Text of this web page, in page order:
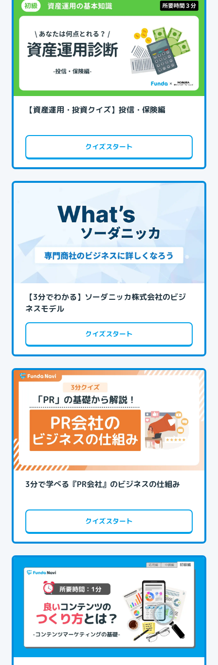
【資産運用・投資クイズ】投信・保険編
クイズスタート
【3分でわかる】ソーダニッカ株式会社のビジ
ネスモデル
クイズスタート
3分で学べる『PR会社』のビジネスの仕組み
クイズスタート